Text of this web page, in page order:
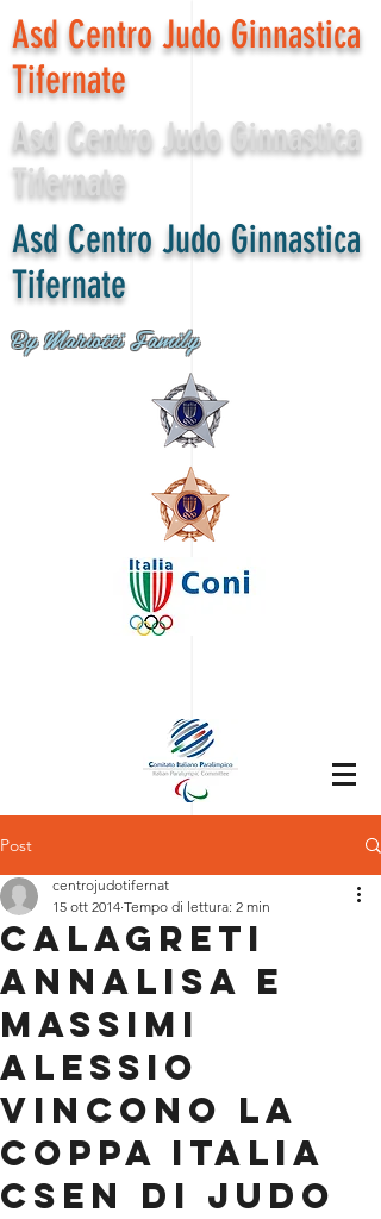
Asd Centro Judo Ginnastica
Tifernate
Asd Centro Judo Ginnastica
Tifernate
Asd Centro Judo Ginnastica
Tifernate
By Mariotti Family
Post
CALAGRETI
ANNALISA e
MASSIMI
ALESSIO
vincono la
Coppa Italia
Csen di Judo
centrojudotifernat
15 ott 2014 Tempo di lettura: 2 min